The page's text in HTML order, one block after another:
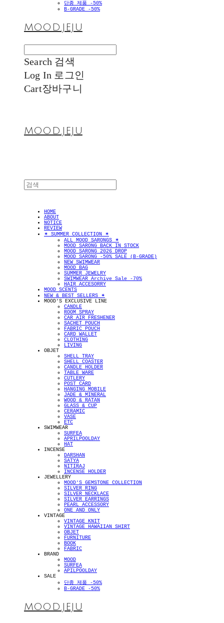
단종 제품 -50%
B-GRADE -50%
MOOD.JEJU
Search 검색
Log In 로그인
Cart장바구니
MOOD.JEJU
HOME
ABOUT
NOTICE
REVIEW
✴︎ SUMMER COLLECTION ✴︎
ALL MOOD SARONGS ✴︎
MOOD SARONG BACK IN STOCK
MOOD SARONG 2026 DROP
MOOD SARONG -50% SALE (B-GRADE)
NEW SWIMWEAR
MOOD BAG
SUMMER JEWELRY
SWIMWEAR Archive Sale -70%
HAIR ACCESORRY
MOOD SCENTS
NEW & BEST SELLERS ✴︎
MOOD'S EXCLUSIVE LINE
CANDLE
ROOM SPRAY
CAR AIR FRESHENER
SACHET POUCH
FABRIC POUCH
CARD WALLET
CLOTHING
LIVING
OBJET
SHELL TRAY
SHELL COASTER
CANDLE HOLDER
TABLE WARE
CUTLERY
POST CARD
HANGING MOBILE
JADE & MINERAL
WOOD & RATAN
GLASS & CUP
CERAMIC
VASE
ETC
SWIMWEAR
SURFEA
APRILPOOLDAY
HAT
INCENSE
DARSHAN
SATYA
NITIRAJ
INCENSE HOLDER
JEWELLERY
MOOD'S GEMSTONE COLLECTION
SILVER RING
SILVER NECKLACE
SILVER EARRINGS
PEARL ACCESSORY
ONE AND ONLY
VINTAGE
VINTAGE KNIT
VINTAGE HAWAIIAN SHIRT
OBJET
FURNITURE
BOOK
FABRIC
BRAND
MOOD
SURFEA
APILPOOLDAY
SALE
단종 제품 -50%
B-GRADE -50%
MOOD.JEJU